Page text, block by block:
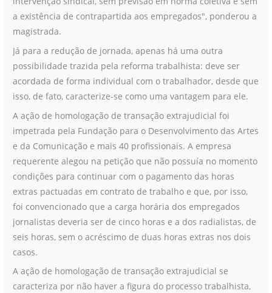
a existência de contrapartida aos empregados", ponderou a
magistrada.
Já para a redução de jornada, apenas há uma outra
possibilidade trazida pela reforma trabalhista: deve ser
acordada de forma individual com o trabalhador, desde que
isso, de fato, caracterize-se como uma vantagem para ele.
A ação de homologação de transação extrajudicial foi
impetrada pela Fundação para o Desenvolvimento das Artes
e da Comunicação e mais 40 profissionais. A empresa
requerente alegou na petição que não possuía no momento
condições para continuar com o pagamento das horas
extras pactuadas em contrato de trabalho e que, por isso,
foi convencionado que a carga horária dos empregados
jornalistas deveria ser de cinco horas e a dos radialistas, de
seis horas, sem o acréscimo de duas horas extras nos dois
casos.
A ação de homologação de transação extrajudicial se
caracteriza por não haver a figura do processo trabalhista,